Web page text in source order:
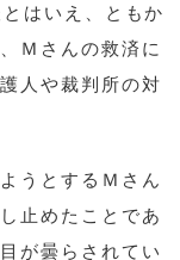
はいえ、ともか
Ｍさんの救済に
人や裁判所の対
うとするＭさん
止めたことであ
が曇らされてい